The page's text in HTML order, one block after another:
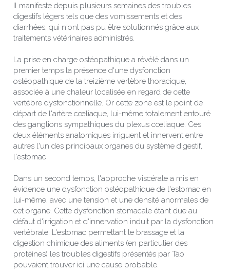
Il manifeste depuis plusieurs semaines des troubles
digestifs légers tels que des vomissements et des
diarrhées, qui n'ont pas pu être solutionnés grâce aux
traitements vétérinaires administrés.
La prise en charge ostéopathique a révélé dans un
premier temps la présence d'une dysfonction
ostéopathique de la treizième vertèbre thoracique,
associée à une chaleur localisée en regard de cette
vertèbre dysfonctionnelle. Or cette zone est le point de
départ de l'artère cœliaque, lui-même totalement entouré
des ganglions sympathiques du plexus cœliaque. Ces
deux éléments anatomiques irriguent et innervent entre
autres l'un des principaux organes du système digestif,
l'estomac.
Dans un second temps, l'approche viscérale a mis en
évidence une dysfonction ostéopathique de l'estomac en
lui-même, avec une tension et une densité anormales de
cet organe. Cette dysfonction stomacale étant due au
défaut d'irrigation et d'innervation induit par la dysfonction
vertébrale. L'estomac permettant le brassage et la
digestion chimique des aliments (en particulier des
protéines) les troubles digestifs présentés par Tao
pouvaient trouver ici une cause probable.